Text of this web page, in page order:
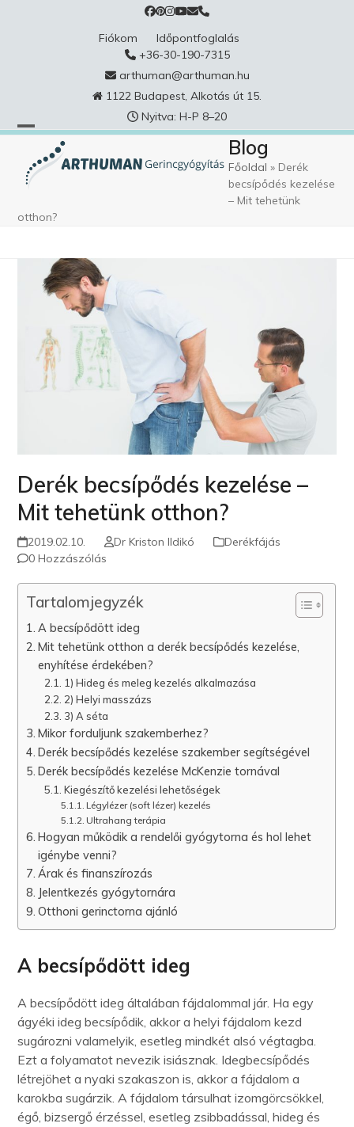
Fiókom
Időpontfoglalás
+36-30-190-7315
arthuman@arthuman.hu
1122 Budapest, Alkotás út 15.
Nyitva: H-P 8–20
Blog
Főoldal » Derék
becsípődés kezelése
– Mit tehetünk
otthon?
Derék becsípődés kezelése –
Mit tehetünk otthon?
2019.02.10. Dr Kriston Ildikó
Derékfájás
0 Hozzászólás
Tartalomjegyzék
A becsípődött ideg
Mit tehetünk otthon a derék becsípődés kezelése,
enyhítése érdekében?
1) Hideg és meleg kezelés alkalmazása
2) Helyi masszázs
3) A séta
Mikor forduljunk szakemberhez?
Derék becsípődés kezelése szakember segítségével
Derék becsípődés kezelése McKenzie tornával
Kiegészítő kezelési lehetőségek
Légylézer (soft lézer) kezelés
Ultrahang terápia
Hogyan működik a rendelői gyógytorna és hol lehet
igénybe venni?
Árak és finanszírozás
Jelentkezés gyógytornára
Otthoni gerinctorna ajánló
A becsípődött ideg
A becsípődött ideg általában fájdalommal jár. Ha egy
ágyéki ideg becsípődik, akkor a helyi fájdalom kezd
sugározni valamelyik, esetleg mindkét alsó végtagba.
Ezt a folyamatot nevezik isiásznak. Idegbecsípődés
létrejöhet a nyaki szakaszon is, akkor a fájdalom a
karokba sugárzik. A fájdalom társulhat izomgörcsökkel,
égő, bizsergő érzéssel, esetleg zsibbadással, hideg és